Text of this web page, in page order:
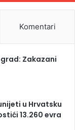
Komentari
Zakazani
u Hrvatsku
13.260 evra